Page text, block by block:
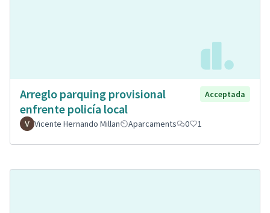
Arreglo parquing provisional
enfrente policía local
Acceptada
Vicente Hernando Millan Aparcaments 0 1